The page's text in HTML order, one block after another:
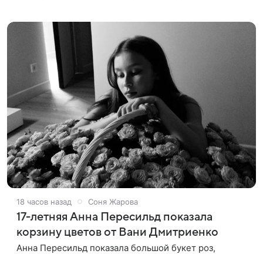
18 часов назад Соня Жарова
17-летняя Анна Пересильд показала
корзину цветов от Вани Дмитриенко
Анна Пересильд показала большой букет роз,